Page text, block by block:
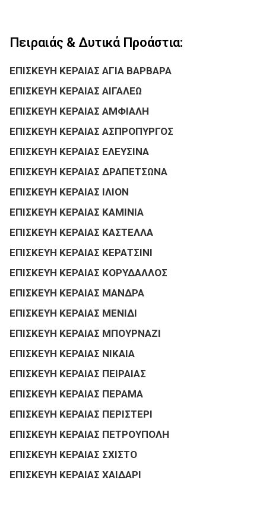
Πειραιάς & Δυτικά Προάστια:
ΕΠΙΣΚΕΥΗ ΚΕΡΑΙΑΣ ΑΓΙΑ ΒΑΡΒΑΡΑ
ΕΠΙΣΚΕΥΗ ΚΕΡΑΙΑΣ ΑΙΓΑΛΕΩ
ΕΠΙΣΚΕΥΗ ΚΕΡΑΙΑΣ ΑΜΦΙΑΛΗ
ΕΠΙΣΚΕΥΗ ΚΕΡΑΙΑΣ ΑΣΠΡΟΠΥΡΓΟΣ
ΕΠΙΣΚΕΥΗ ΚΕΡΑΙΑΣ ΕΛΕΥΣΙΝΑ
ΕΠΙΣΚΕΥΗ ΚΕΡΑΙΑΣ ΔΡΑΠΕΤΣΩΝΑ
ΕΠΙΣΚΕΥΗ ΚΕΡΑΙΑΣ ΙΛΙΟΝ
ΕΠΙΣΚΕΥΗ ΚΕΡΑΙΑΣ ΚΑΜΙΝΙΑ
ΕΠΙΣΚΕΥΗ ΚΕΡΑΙΑΣ ΚΑΣΤΕΛΛΑ
ΕΠΙΣΚΕΥΗ ΚΕΡΑΙΑΣ ΚΕΡΑΤΣΙΝΙ
ΕΠΙΣΚΕΥΗ ΚΕΡΑΙΑΣ ΚΟΡΥΔΑΛΛΟΣ
ΕΠΙΣΚΕΥΗ ΚΕΡΑΙΑΣ ΜΑΝΔΡΑ
ΕΠΙΣΚΕΥΗ ΚΕΡΑΙΑΣ ΜΕΝΙΔΙ
ΕΠΙΣΚΕΥΗ ΚΕΡΑΙΑΣ ΜΠΟΥΡΝΑΖΙ
ΕΠΙΣΚΕΥΗ ΚΕΡΑΙΑΣ ΝΙΚΑΙΑ
ΕΠΙΣΚΕΥΗ ΚΕΡΑΙΑΣ ΠΕΙΡΑΙΑΣ
ΕΠΙΣΚΕΥΗ ΚΕΡΑΙΑΣ ΠΕΡΑΜΑ
ΕΠΙΣΚΕΥΗ ΚΕΡΑΙΑΣ ΠΕΡΙΣΤΕΡΙ
ΕΠΙΣΚΕΥΗ ΚΕΡΑΙΑΣ ΠΕΤΡΟΥΠΟΛΗ
ΕΠΙΣΚΕΥΗ ΚΕΡΑΙΑΣ ΣΧΙΣΤΟ
ΕΠΙΣΚΕΥΗ ΚΕΡΑΙΑΣ ΧΑΙΔΑΡΙ